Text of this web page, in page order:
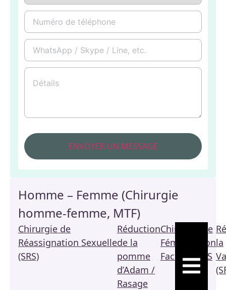
Homme – Femme (Chirurgie
homme-femme, MTF)
Chirurgie de
Réassignation Sexuelle
(SRS)
Réduction
de la
pomme
d’Adam /
Rasage
Chirurgie de
Féminisation
Faciale / FFS
la